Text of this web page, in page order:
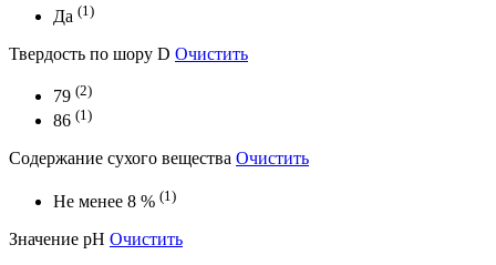
Да (1)
Твердость по шору D Очистить
79 (2)
86 (1)
Содержание сухого вещества Очистить
Не менее 8 % (1)
Значение pH Очистить